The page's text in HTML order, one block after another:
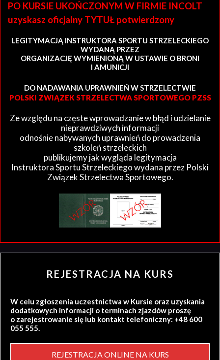
PO KURSIE UKOŃCZONYM W FIRMIE INCOLT
uzyskasz oficjalny TYTUŁ potwierdzony
LEGITYMACJĄ INSTRUKTORA SPORTU STRZELECKIEGO
WYDANĄ PRZEZ
ORGANIZACJĘ WYMIENIONĄ W USTAWIE O BRONI
I AMUNICJI
DO NADAWANIA UPRAWNIEŃ W STRZELECTWIE
POLSKI ZWIĄZEK STRZELECTWA SPORTOWEGO PZSS
Ze względu na częste wprowadzanie w błąd i udzielanie
nieprawdziwych informacji
odnośnie nabywanych uprawnień do prowadzenia
szkoleń strzeleckich
publikujemy jak wygląda legitymacja
Instruktora Sportu Strzeleckiego wydana przez Polski
Związek Strzelectwa Sportowego.
REJESTRACJA NA KURS
W celu zgłoszenia uczestnictwa w Kursie oraz uzyskania
dodatkowych informacji o terminach zjazdów proszę
o zarejestrowanie się lub kontakt telefoniczny: +48 600
055 555.
REJESTRACJA ONLINE NA KURS